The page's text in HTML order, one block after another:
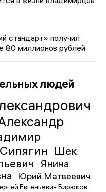
стандарт» получил
80 миллионов рублей
людей
Шек
Янина
Юрий Матвеевич
Евгеньевич Бирюков